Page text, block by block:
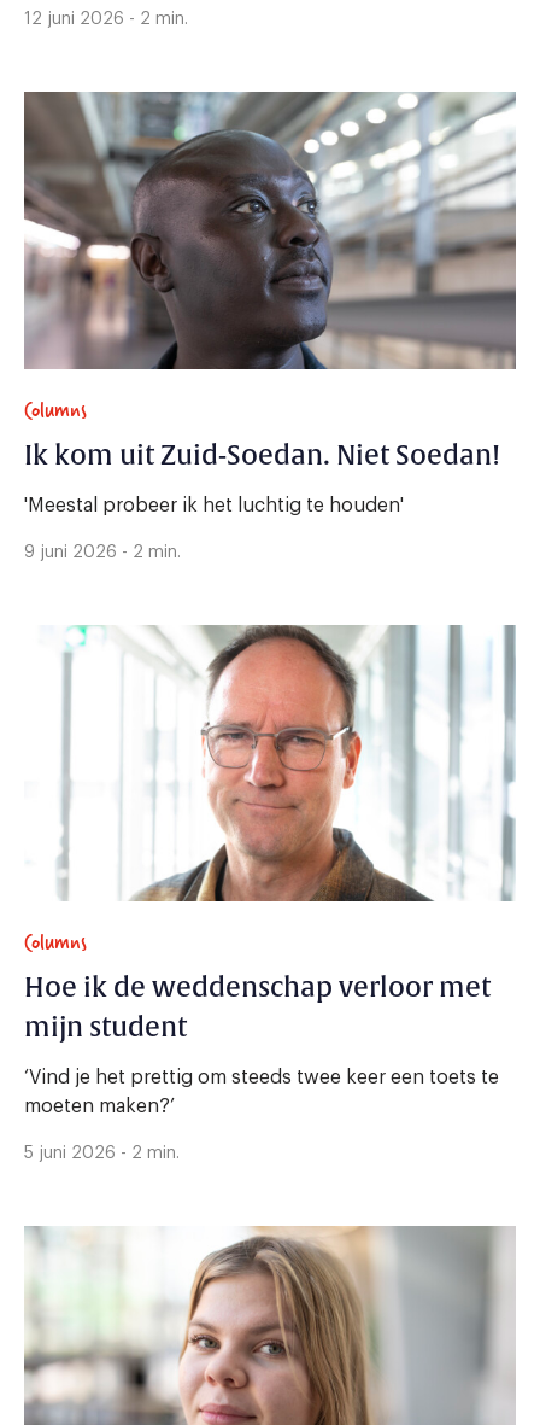
12 juni 2026 - 2 min.
Columns
Ik kom uit Zuid-Soedan. Niet Soedan!
'Meestal probeer ik het luchtig te houden'
9 juni 2026 - 2 min.
Columns
Hoe ik de weddenschap verloor met
mijn student
‘Vind je het prettig om steeds twee keer een toets te
moeten maken?’
5 juni 2026 - 2 min.